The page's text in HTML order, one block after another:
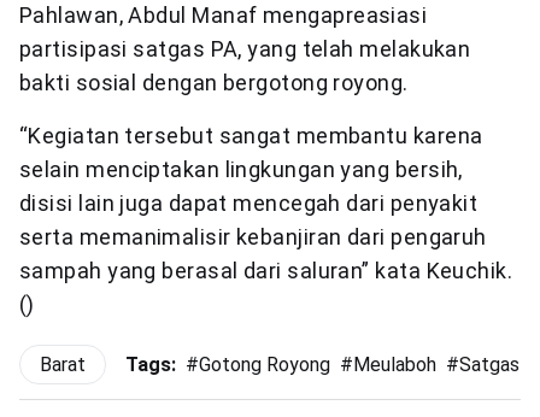
Pahlawan, Abdul Manaf mengapreasiasi
partisipasi satgas PA, yang telah melakukan
bakti sosial dengan bergotong royong.
“Kegiatan tersebut sangat membantu karena
selain menciptakan lingkungan yang bersih,
disisi lain juga dapat mencegah dari penyakit
serta memanimalisir kebanjiran dari pengaruh
sampah yang berasal dari saluran” kata Keuchik.
()
Barat Tags: #Gotong Royong #Meulaboh #Satgas